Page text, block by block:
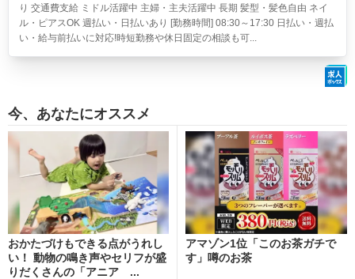
り 交通費支給 ミドル活躍中 主婦・主夫活躍中 長期 髪型・髪色自由 ネイ
ル・ピアスOK 週払い・日払いあり [勤務時間] 08:30～17:30 日払い・週払
い・給与前払いに対応!時短勤務や休日固定の相談も可...
今、あなたにオススメ
おかたづけもできる点がうれし
い！ 動物の鳴き声やセリフが盛
りだくさんの「アニア ...
アマゾン1位「このお茶ガチで
す」噂のお茶